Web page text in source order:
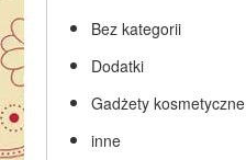
Bez kategorii
Dodatki
Gadżety kosmetyczne
inne